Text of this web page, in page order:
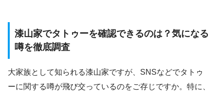
漆山家でタトゥーを確認できるのは？気になる
噂を徹底調査
大家族として知られる漆山家ですが、SNSなどでタトゥ
ーに関する噂が飛び交っているのをご存じですか。特に、